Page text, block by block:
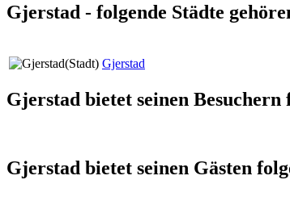
Gjerstad - folgende Städte
Gjerstad
Gjerstad bietet seinen
Gjerstad bietet seinen Gästen